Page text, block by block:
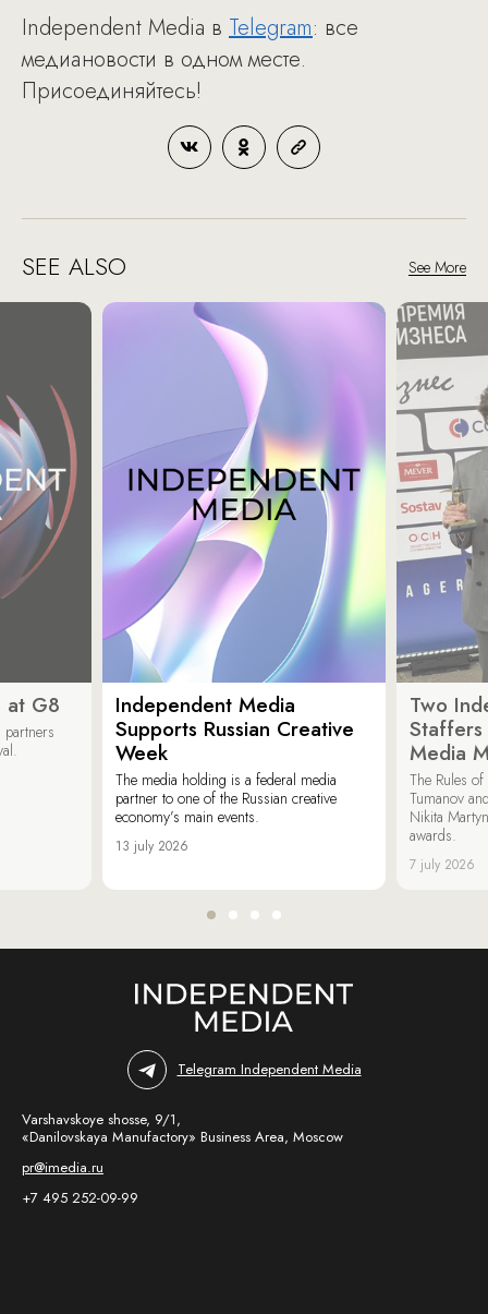
Independent Media в Telegram: все
медиановости в одном месте.
Присоединяйтесь!
SEE ALSO See More
at G8
Independent Media
Supports Russian Creative
Week
The media holding is a federal media
partner to one of the Russian creative
economy’s main events.
13 july 2026
Two
Media
The Rules
Tumanov
Nikita
awards.
7 july 2026
Telegram Independent Media
Varshavskoye shosse, 9/1,
«Danilovskaya Manufactory» Business Area, Moscow
pr@imedia.ru
+7 495 252-09-99